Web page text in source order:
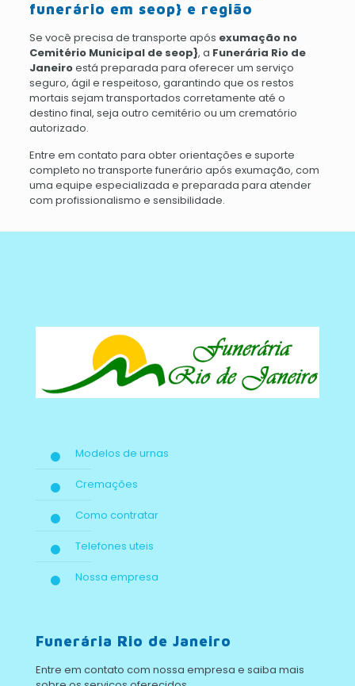
funerário em seop} e região
Se você precisa de transporte após exumação no
Cemitério Municipal de seop}, a Funerária Rio de
Janeiroestá preparada para oferecer um serviço
seguro, ágil e respeitoso, garantindo que os restos
mortais sejam transportados corretamente até o
destino final, seja outro cemitério ou um crematório
autorizado.
Entre em contato para obter orientações e suporte
completo no transporte funerário após exumação, com
uma equipe especializada e preparada para atender
com profissionalismo e sensibilidade.
Modelos de urnas
Cremações
Como contratar
Telefones uteis
Nossa empresa
Funerária Rio de Janeiro
Entre em contato com nossa empresa e saiba mais